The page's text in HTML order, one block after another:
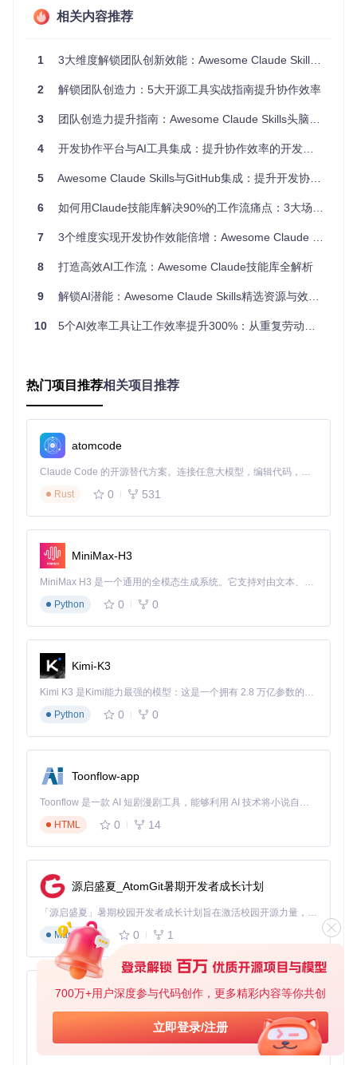
700万+用户深度参与代码创作，更多精彩内容等你共创
立即登录/注册
如何构建数据驱动的产品创意体系？
使用developer-growth-analysis模块进行市场趋势预测
借助domain-name-brainstormer完成产品命名创意
利用competitive-ads-extractor进行竞品策略分析
如何提升远程团队的协作创新效率？
采用internal-comms建立结构化沟通模板
通过meeting-insights-analyzer实现会议成果自动整理
配置file-organizer实现创意素材智能分类
三、实践指南：三步打造高效创意管理闭环
如何从零开始部署创意工具链？
环境准备
tHub_Trending/aw/awesome-claude-skills
thon skill-creator/scripts/init_skill.py
技能配置
展示层：部署theme-factory实现创意成果可视化
流程优化
建立"创意提案→协作评审→原型生成→效果追踪"的闭环
管理，通过mcp-builder模块实现流程自动化配置。
如何实现工具与团队的深度融合？
技术适配
根据团队规模选择部署模式：
小型团队：直接使用template-skill快速搭建基础功能
中大型团队：通过connect-apps-plugin实现多系统集成
开展skill-share模块的内部培训工作坊
建立技能使用激励机制，定期评选创意工具达人
通过webapp-testing模块进行工具效能测试，重点关注：
创意生成效率提升百分比
跨部门协作响应速度
创意方案落地转化率
五、常见问题解决：突破创意管理痛点
如何解决技能选择困难问题？
症状：面对众多技能模块不知如何组合
解决方案 ：使用skill-creator的技能推荐功能，输入团队特征与
项目需求，自动生成最佳技能组合方案
如何处理创意数据安全顾虑？
症状
：担心敏感创意信息泄露
解决方案：启用document-skills的权限管理功能，配置基于角
色的访问控制，所有操作自动生成审计日志
：工具部署后使用率低
：通过internal-comms模块建立工具使用社区，分享
相关内容推荐
1 3大维度解锁团队创新效能：Awesome Claude Skills效率工具深度应用指南
2 解锁团队创造力：5大开源工具实战指南提升协作效率
3 团队创造力提升指南：Awesome Claude Skills头脑风暴工具全解析
4 开发协作平台与AI工具集成：提升协作效率的开发工具实践指南
5 Awesome Claude Skills与GitHub集成：提升开发协作效率的实践指南
6 如何用Claude技能库解决90%的工作流痛点：3大场景化方案与实施指南
7 3个维度实现开发协作效能倍增：Awesome Claude Skills与GitHub的AI集成指南
8 打造高效AI工作流：Awesome Claude技能库全解析
9 解锁AI潜能：Awesome Claude Skills精选资源与效率提升实战指南
10 5个AI效率工具让工作效率提升300%：从重复劳动到智能工作流的转型指南
热门项目推荐相关项目推荐
atomcode
Claude Code 的开源替代方案。连接任意大模型，编辑代码，运行命令，自动验证 — 全自动执行。用 Rust 构建，极致性能。 ｜ An open-source alternative to Claude Code. Connect any LLM, edit code, run commands, and verify changes — autonomously. Built in Rust for speed. Get Started
Rust
0 531
MiniMax-H3
MiniMax H3 是一个通用的全模态生成系统。它支持对由文本、图像、视频和音频组成的多模态上下文进行统一理解，并能生成分辨率高达 2K、时长可达 15 秒的带原生立体声音频的视频。得益于面向任务泛化的系统设计，H3 在预训练阶段就已具备广泛的多模态上下文理解与生成能力，能够出色地执行复杂的多模态指令。
Python
0 0
Kimi-K3
Kimi K3 是Kimi能力最强的模型：这是一个拥有 2.8 万亿参数的混合专家（MoE）模型，具备原生视觉理解能力，并支持 100 万 token 的上下文窗口。
Python
0 0
Toonflow-app
Toonflow 是一款 AI 短剧漫剧工具，能够利用 AI 技术将小说自动转化为剧本，并结合 AI 生成的图片和视频，实现高效的短剧创作。借助 Toonflow，可以轻松完成从文字到影像的全流程，让短剧制作变得更加智能与便捷。
HTML
0 14
源启盛夏_AtomGit暑期开发者成长计划
「源启盛夏」暑期校园开发者成长计划旨在激活校园开源力量，通过积分激励、认证扶持、资源倾斜等形式，引导高校组织和开发者完成「入驻 — 建项目 — 做贡献 — 获认证 — 得资源」的完整闭环。无论你是想带领社团入驻平台的组织者，还是希望用代码贡献证明自己的开发者，都能在这里找到属于你的成长路径。
Markdown
0 1
AionUi
免费、本地、开源的 24/7 全天候 Cowork 应用，以及适用于 Gemini CLI、Claude Code、Codex、OpenCode、Qwen Code、Goose CLI、Auggie 等的 OpenClaw | 🌟 喜欢就点star吧
TypeScript
0 6